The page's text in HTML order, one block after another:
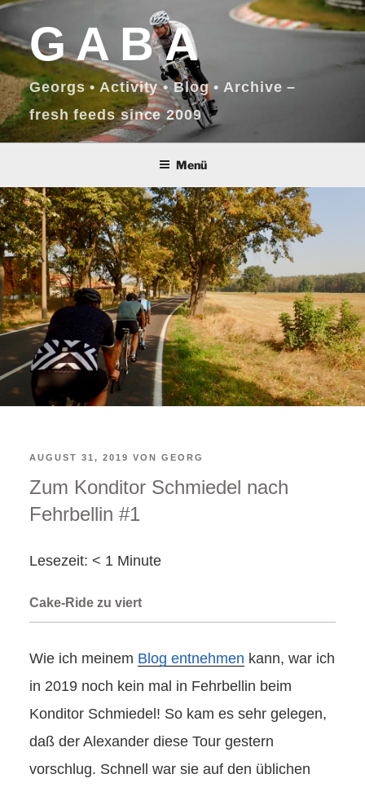
Zum
Inhalt
springenGABA
Georgs • Activity • Blog • Archive –
fresh feeds since 2009
Menü
VERÖFFENTLICHT
AM
AUGUST 31, 2019 VON GEORG
Zum Konditor Schmiedel nach
Fehrbellin #1
Lesezeit: < 1 Minute
Cake-Ride zu viert
Wie ich meinem Blog entnehmen kann, war ich
in 2019 noch kein mal in Fehrbellin beim
Konditor Schmiedel! So kam es sehr gelegen,
daß der Alexander diese Tour gestern
vorschlug. Schnell war sie auf den üblichen